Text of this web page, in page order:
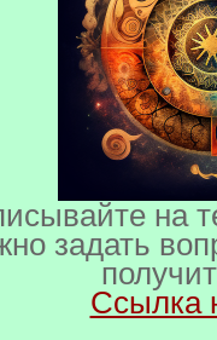
на
задать
Ссылка